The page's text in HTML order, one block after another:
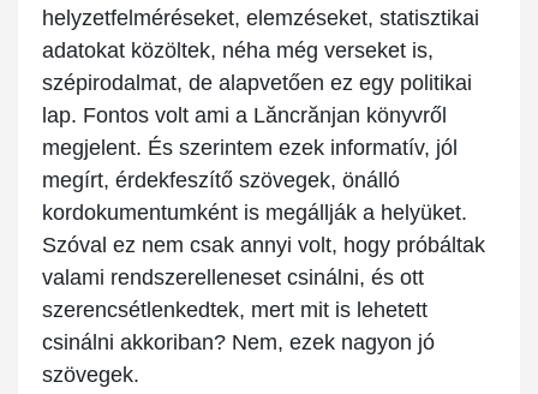
helyzetfelméréseket, elemzéseket, statisztikai
adatokat közöltek, néha még verseket is,
szépirodalmat, de alapvetően ez egy politikai
lap. Fontos volt ami a Lăncrănjan könyvről
megjelent. És szerintem ezek informatív, jól
megírt, érdekfeszítő szövegek, önálló
kordokumentumként is megállják a helyüket.
Szóval ez nem csak annyi volt, hogy próbáltak
valami rendszerelleneset csinálni, és ott
szerencsétlenkedtek, mert mit is lehetett
csinálni akkoriban? Nem, ezek nagyon jó
szövegek.